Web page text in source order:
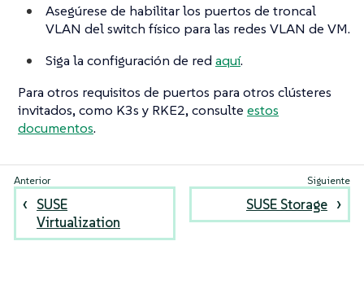
Asegúrese de habilitar los puertos de troncal
VLAN del switch físico para las redes VLAN de VM.
Siga la configuración de red aquí.
Para otros requisitos de puertos para otros clústeres
invitados, como K3s y RKE2, consulte estos
documentos.
SUSE
Virtualization
SUSE Storage